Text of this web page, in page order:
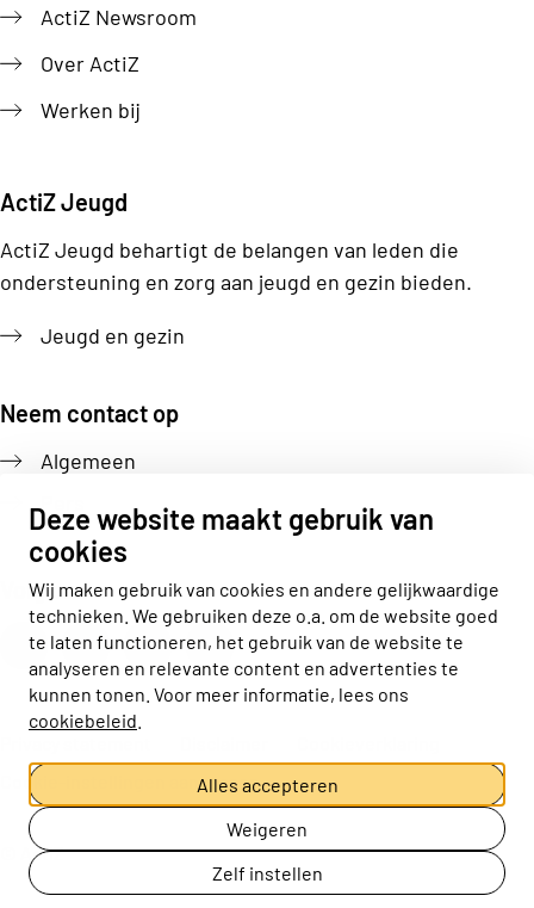
Deze website maakt gebruik van
cookies
Wij maken gebruik van cookies en andere gelijkwaardige
technieken. We gebruiken deze o.a. om de website goed
te laten functioneren, het gebruik van de website te
analyseren en relevante content en advertenties te
kunnen tonen. Voor meer informatie, lees ons
cookiebeleid
Alles accepteren
Weigeren
Zelf instellen
ActiZ Newsroom
Over ActiZ
Werken bij
ActiZ Jeugd
ActiZ Jeugd behartigt de belangen van leden die
ondersteuning en zorg aan jeugd en gezin bieden.
Jeugd en gezin
Neem contact op
Algemeen
Pers
Volg ons
Actiz linkedin
Actiz instagram
Actiz youtube
Actiz facebook
Cookie-instellingen aanpassen
© ActiZ